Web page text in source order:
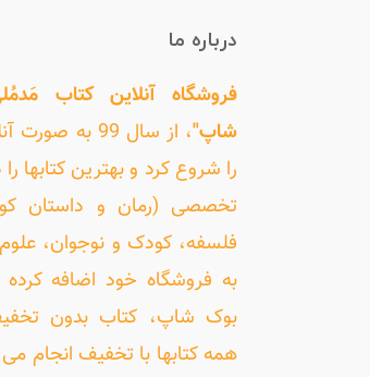
درباره ما
فروشگاه آنلاین کتاب
شاپ"
، از سال 99 به
را شروع کرد و بهترین کتابها
تخصصی (رمان و داستان
فلسفه، کودک و نوجوان،
به فروشگاه خود اضافه
بوک شاپ، کتاب بدون
همه کتابها با تخفیف انجام